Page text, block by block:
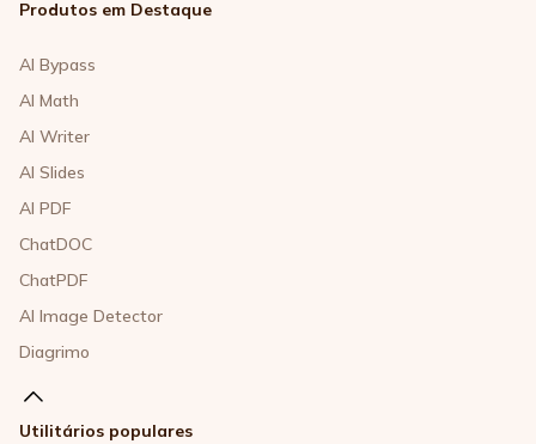
Produtos em Destaque
AI Bypass
AI Math
AI Writer
AI Slides
AI PDF
ChatDOC
ChatPDF
AI Image Detector
Diagrimo
Utilitários populares